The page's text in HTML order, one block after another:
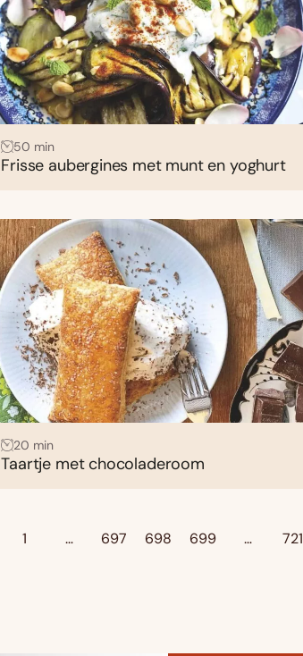
50 min
Frisse aubergines met munt en yoghurt
20 min
Taartje met chocoladeroom
1 … 697 698 699 … 721